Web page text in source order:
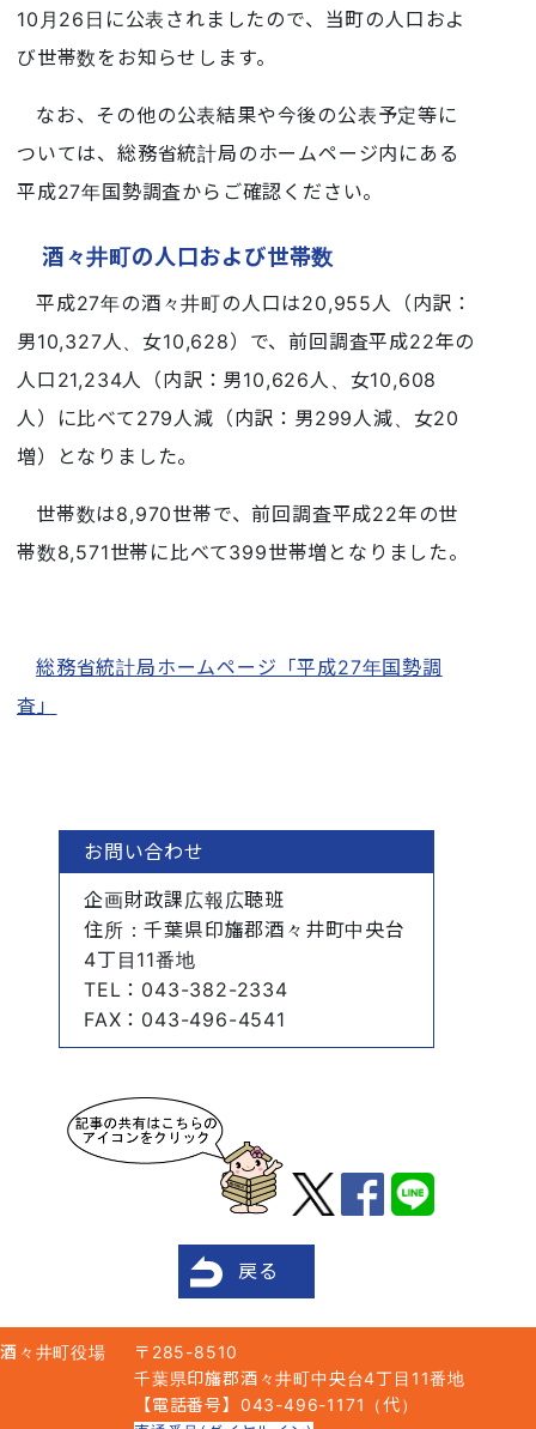
10月26日に公表されましたので、当町の人口およ
び世帯数をお知らせします。
なお、その他の公表結果や今後の公表予定等に
ついては、総務省統計局のホームページ内にある
平成27年国勢調査からご確認ください。
酒々井町の人口および世帯数
平成27年の酒々井町の人口は20,955人（内訳：
男10,327人、女10,628）で、前回調査平成22年の
人口21,234人（内訳：男10,626人、女10,608
人）に比べて279人減（内訳：男299人減、女20
増）となりました。
世帯数は8,970世帯で、前回調査平成22年の世
帯数8,571世帯に比べて399世帯増となりました。
総務省統計局ホームページ「平成27年国勢調
査」
お問い合わせ
企画財政課広報広聴班
住所 ：千葉県印旛郡酒々井町中央台
4丁目11番地
TEL ：043-382-2334
FAX ：043-496-4541
戻る
酒々井町役場
〒285-8510
千葉県印旛郡酒々井町中央台4丁目11番地
【電話番号】043-496-1171（代）